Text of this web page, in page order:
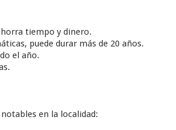
tiempo y dinero.
puede durar más de 20 años.
el año.
en la localidad: